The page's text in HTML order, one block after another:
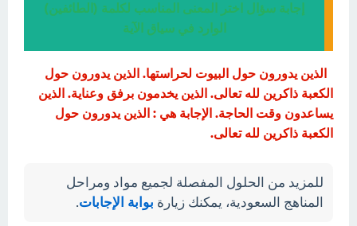
إجابة سؤال اختر المعنى المناسب لكلمة (الطائفين)
الوارد في سياق الآية
الذين يدورون حول البيوت لحراستها. الذين يدورون حول
الكعبة ذاكرين لله تعالى. الذين يخدمون برفق وعناية. الذين
يساعدون وقت الحاجة. الإجابة هي : الذين يدورون حول
الكعبة ذاكرين لله تعالى.
للمزيد من الحلول المفصلة لجميع مواد ومراحل
المناهج السعودية، يمكنك زيارة بوابة الإجابات.